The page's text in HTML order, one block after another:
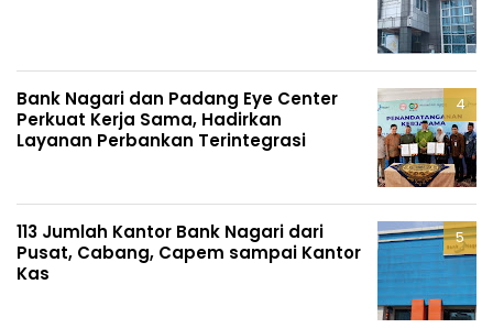
Bank Nagari dan Padang Eye Center
Perkuat Kerja Sama, Hadirkan
Layanan Perbankan Terintegrasi
113 Jumlah Kantor Bank Nagari dari
Pusat, Cabang, Capem sampai Kantor
Kas